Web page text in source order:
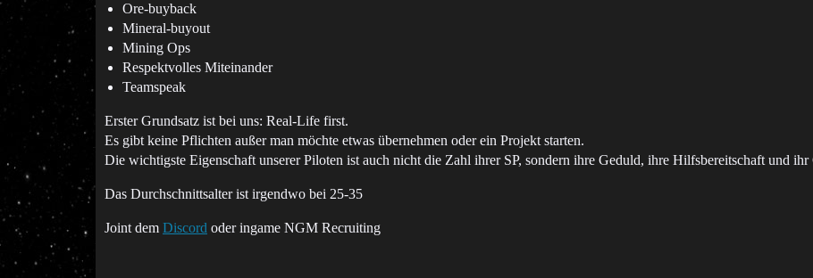
Ore-buyback
Mineral-buyout
Mining Ops
Respektvolles Miteinander
Teamspeak
Erster Grundsatz ist bei uns: Real-Life first.
Es gibt keine Pflichten außer man möchte etwas übernehmen oder ein Projekt starten.
Die wichtigste Eigenschaft unserer Piloten ist auch nicht die Zahl ihrer SP, sondern ihre Geduld, ihre Hilfsbereitschaft und ihr
Das Durchschnittsalter ist irgendwo bei 25-35
Joint dem Discord oder ingame NGM Recruiting